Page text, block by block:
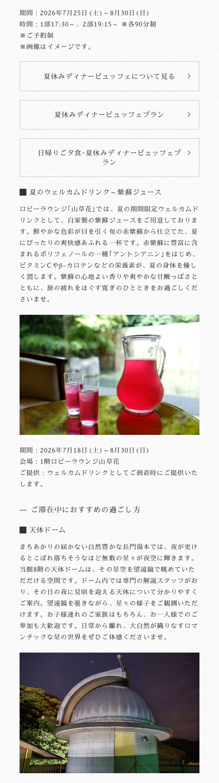
期間：2026年7月25日(土)～8月30日(日)
時間：1部17:30～、2部19:15～ ※各90分制
※ご予約制
※画像はイメージです。
夏休みディナービュッフェについて見る
夏休みディナービュッフェプラン
日帰りご夕食･夏休みディナービュッフェプ
ラン
夏のウェルカムドリンク～紫蘇ジュース
ロビーラウンジ｢山草花｣では、夏の期間限定ウェルカムド
リンクとして、自家製の紫蘇ジュースをご用意しておりま
す。鮮やかな色彩が目を引く旬の赤紫蘇から仕立てた、夏
にぴったりの爽快感あふれる一杯です。赤紫蘇に豊富に含
まれるポリフェノールの一種｢アントシアニン｣をはじめ、
ビタミンCやβ-カロテンなどの栄養素が、夏の身体を優し
く潤します。紫蘇の心地よい香りや爽やかな甘酸っぱさと
ともに、旅の疲れをほぐす寛ぎのひとときをお過ごしくだ
さいませ。
期間：2026年7月18日(土)～8月30日(日)
会場：1階ロビーラウンジ山草花
ご提供：ウェルカムドリンクとしてご到着時にご提供いた
します。
ご滞在中におすすめの過ごし方
天体ドーム
まちあかりの届かない自然豊かな長門湯本では、夜が更け
るとこぼれ落ちそうなほど無数の星々が夜空に輝きます。
当館8階の天体ドームは、その星空を望遠鏡で眺めていた
だだける空間です。ドーム内では専門の解説スタッフがお
り、その日の夜に見頃を迎える天体について分かりやすく
ご案内。望遠鏡を覗きながら、星々の様子をご観測いただ
けます。お子様連れのご家族はもちろん、お一人様でのご
参加も大歓迎です。日常から離れ、大自然が織りなすロマ
ンチックな星の世界をぜひご体感くださいませ。